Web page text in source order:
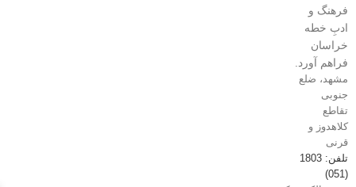
فرهنگ و
ادبِ خطه
خراسان
فراهم آورد.
مشهد، ضلع
جنوبی
تقاطع
کلاهدوز و
قرنی
تلفن: 1803
(051)